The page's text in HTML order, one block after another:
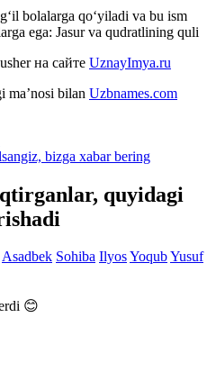
bolalarga qo‘yiladi va bu ism
ega: Jasur va qudratlining quli
на сайте UznayImya.ru
bilan Uzbnames.com
bizga xabar bering
quyidagi
Asadbek Sohiba IlyosYoqubYusuf
😊